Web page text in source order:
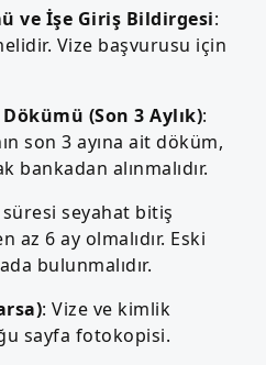
ve İşe Giriş Bildirgesi:
Vize başvurusu için
(Son 3 Aylık):
son 3 ayına ait döküm,
bankadan alınmalıdır.
seyahat bitiş
6 ay olmalıdır. Eski
bulunmalıdır.
: Vize ve kimlik
sayfa fotokopisi.